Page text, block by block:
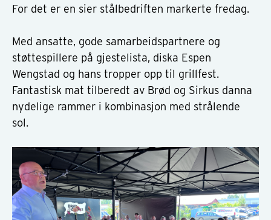
For det er en sier stålbedriften markerte fredag.
Med ansatte, gode samarbeidspartnere og
støttespillere på gjestelista, diska Espen
Wengstad og hans tropper opp til grillfest.
Fantastisk mat tilberedt av Brød og Sirkus danna
nydelige rammer i kombinasjon med strålende
sol.